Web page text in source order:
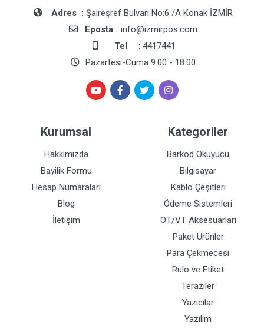
Adres : Şaireşref Bulvarı No:6 /A Konak İZMİR
Eposta : info@izmirpos.com
Tel
: 4417441
Pazartesi-Cuma 9:00 - 18:00
Kurumsal
Hakkımızda
Bayilik Formu
Hesap Numaraları
Blog
İletişim
Kategoriler
Barkod Okuyucu
Bilgisayar
Kablo Çeşitleri
Ödeme Sistemleri
OT/VT Aksesuarları
Paket Ürünler
Para Çekmecesi
Rulo ve Etiket
Teraziler
Yazıcılar
Yazılım